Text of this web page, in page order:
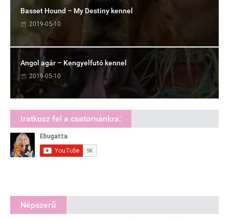
Basset Hound – My Destiny kennel
2019-05-10
Angol agár – Kengyelfutó kennel
2019-05-10
Iratkozz fel a csatornánkra:
Népszerű